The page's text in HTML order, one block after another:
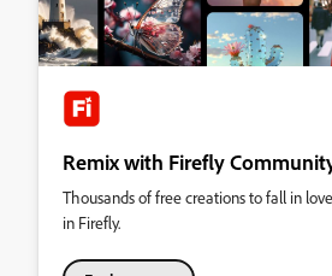
Remix with Firefly
Thousands of free creations to fall in
in Firefly.